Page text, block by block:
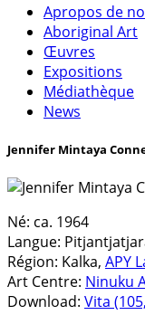
Apropos de
Aboriginal Art
Œuvres
Expositions
Médiathèque
News
Jennifer Mintaya
Né: ca. 1964
Langue:
Région: Kalka, APY
Art Centre: Ninuku
Download: Vita